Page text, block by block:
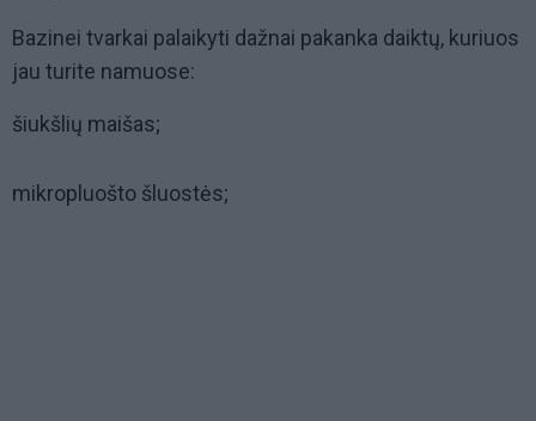
Bazinei tvarkai palaikyti dažnai pakanka daiktų, kuriuos
jau turite namuose:
šiukšlių maišas;
mikropluošto šluostės;